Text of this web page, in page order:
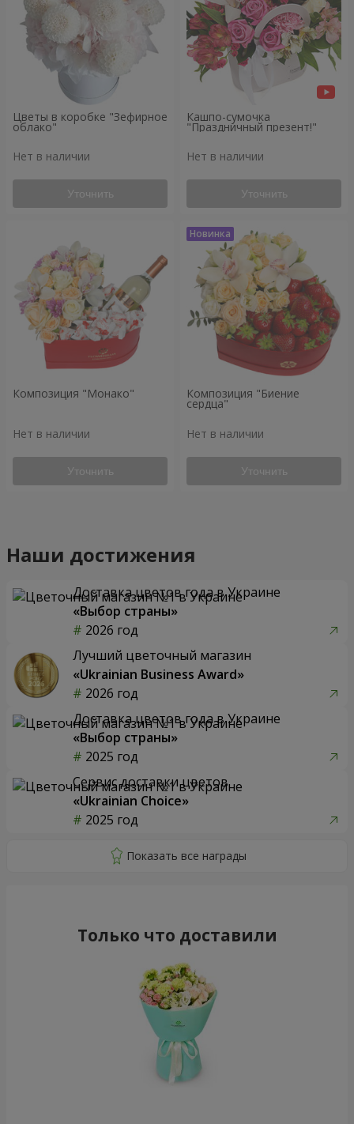
Цветы в коробке "Зефирное
облако"
Нет в наличии
Уточнить
Кашпо-сумочка
"Праздничный презент!"
Нет в наличии
Уточнить
Композиция "Монако"
Нет в наличии
Уточнить
Композиция "Биение
сердца"
Нет в наличии
Уточнить
Наши достижения
Доставка цветов года в Украине
«Выбор страны»
2026 год
Лучший цветочный магазин
«Ukrainian Business Award»
2026 год
Доставка цветов года в Украине
«Выбор страны»
2025 год
Сервис доставки цветов
«Ukrainian Choice»
2025 год
Только что доставили